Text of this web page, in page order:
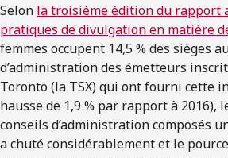
Selon la troisième édition du rapport
pratiques de divulgation en matière
femmes occupent 14,5 % des sièges
d’administration des émetteurs
Toronto (la TSX) qui ont fourni cette
hausse de 1,9 % par rapport à 2016),
conseils d’administration composés
a chuté considérablement et le